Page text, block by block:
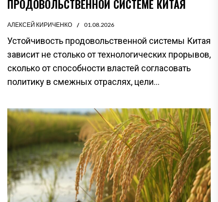
ПРОДОВОЛЬСТВЕННОЙ СИСТЕМЕ КИТАЯ
АЛЕКСЕЙ КИРИЧЕНКО 01.08.2026
Устойчивость продовольственной системы Китая
зависит не столько от технологических прорывов,
сколько от способности властей согласовать
политику в смежных отраслях, цели...